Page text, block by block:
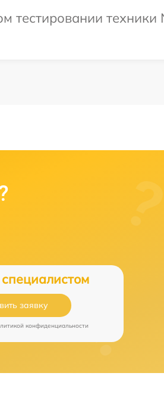
тестировании
заявку
конфиденциальности